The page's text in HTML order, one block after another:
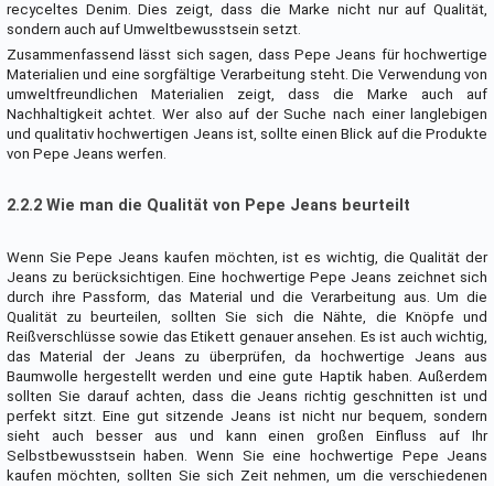
recyceltes Denim. Dies zeigt, dass die Marke nicht nur auf Qualität,
sondern auch auf Umweltbewusstsein setzt.
Zusammenfassend lässt sich sagen, dass Pepe Jeans für hochwertige
Materialien und eine sorgfältige Verarbeitung steht. Die Verwendung von
umweltfreundlichen Materialien zeigt, dass die Marke auch auf
Nachhaltigkeit achtet. Wer also auf der Suche nach einer langlebigen
und qualitativ hochwertigen Jeans ist, sollte einen Blick auf die Produkte
von Pepe Jeans werfen.
2.2.2 Wie man die Qualität von Pepe Jeans beurteilt
Wenn Sie Pepe Jeans kaufen möchten, ist es wichtig, die Qualität der
Jeans zu berücksichtigen. Eine hochwertige Pepe Jeans zeichnet sich
durch ihre Passform, das Material und die Verarbeitung aus. Um die
Qualität zu beurteilen, sollten Sie sich die Nähte, die Knöpfe und
Reißverschlüsse sowie das Etikett genauer ansehen. Es ist auch wichtig,
das Material der Jeans zu überprüfen, da hochwertige Jeans aus
Baumwolle hergestellt werden und eine gute Haptik haben. Außerdem
sollten Sie darauf achten, dass die Jeans richtig geschnitten ist und
perfekt sitzt. Eine gut sitzende Jeans ist nicht nur bequem, sondern
sieht auch besser aus und kann einen großen Einfluss auf Ihr
Selbstbewusstsein haben. Wenn Sie eine hochwertige Pepe Jeans
kaufen möchten, sollten Sie sich Zeit nehmen, um die verschiedenen